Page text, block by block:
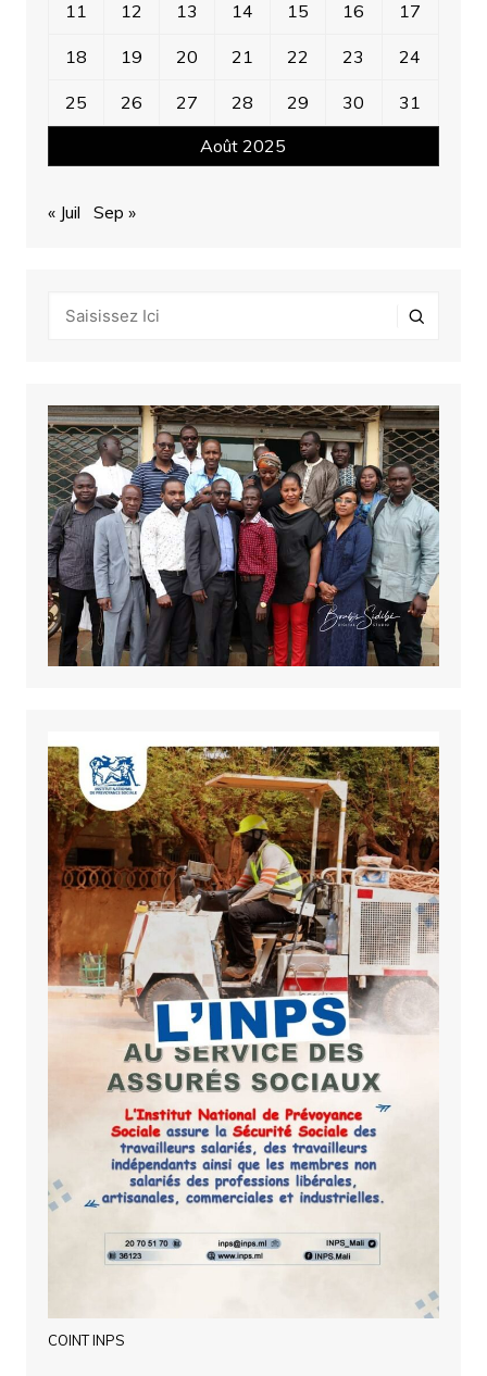
Août 2025
11 12 13 14 15 16 17
18 19 20 21 22 23 24
25 26 27 28 29 30 31
« Juil Sep »
COINT INPS